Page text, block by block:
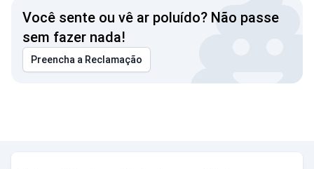
Você sente ou vê ar poluído? Não passe
sem fazer nada!
Preencha a Reclamação